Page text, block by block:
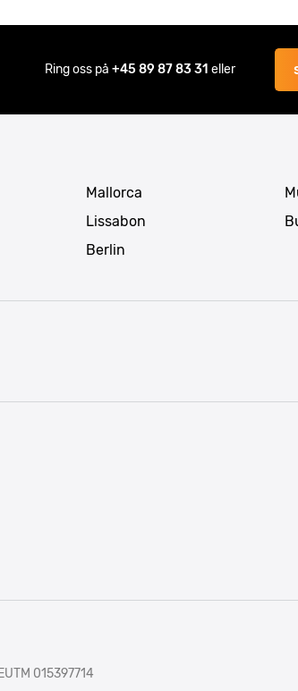
Ring oss på +45 89 87 83 31 eller
Mallorca
Lissabon
Berlin
015397714